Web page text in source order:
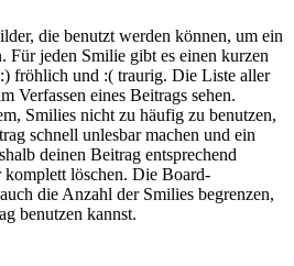
die benutzt werden können, um ein
Für jeden Smilie gibt es einen kurzen
fröhlich und :( traurig. Die Liste aller
Verfassen eines Beitrags sehen.
Smilies nicht zu häufig zu benutzen,
schnell unlesbar machen und ein
deinen Beitrag entsprechend
komplett löschen. Die Board-
die Anzahl der Smilies begrenzen,
benutzen kannst.